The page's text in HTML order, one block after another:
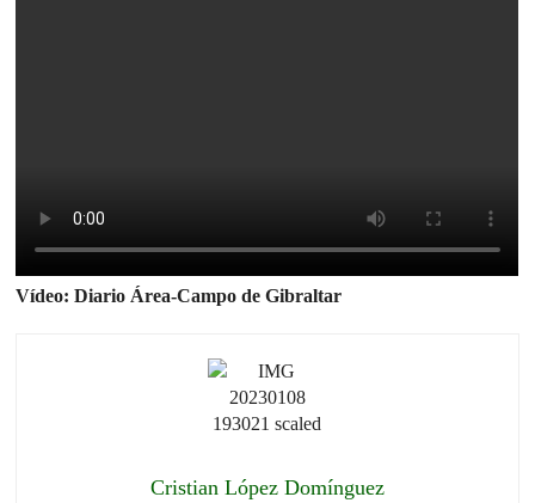
Vídeo: Diario Área-Campo de Gibraltar
Cristian López Domínguez